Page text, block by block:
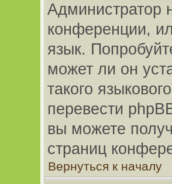
Администратор
конференции,
язык.
может ли он
такого
перевести
вы можете
страниц
Вернуться к началу